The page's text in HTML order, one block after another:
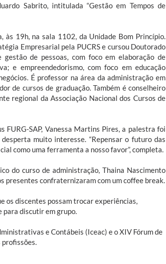
Sabrito, intitulada “Gestão em Tempos de
às 19h, na sala 1102, da Unidade Bom Princípio.
Empresarial pela PUCRS e cursou Doutorado
de pessoas, com foco em elaboração de
e empreendedorismo, com foco em educação
É professor na área da administração em
de cursos de graduação. Também é conselheiro
regional da Associação Nacional dos Cursos de
FURG-SAP, Vanessa Martins Pires, a palestra foi
muito interesse. “Repensar o futuro das
como uma ferramenta a nosso favor”, completa.
do curso de administração, Thaina Nascimento
presentes confraternizaram com um coffee break.
os discentes possam trocar experiências,
para discutir em grupo.
e Contábeis (Iceac) e o XIV Fórum de
profissões.